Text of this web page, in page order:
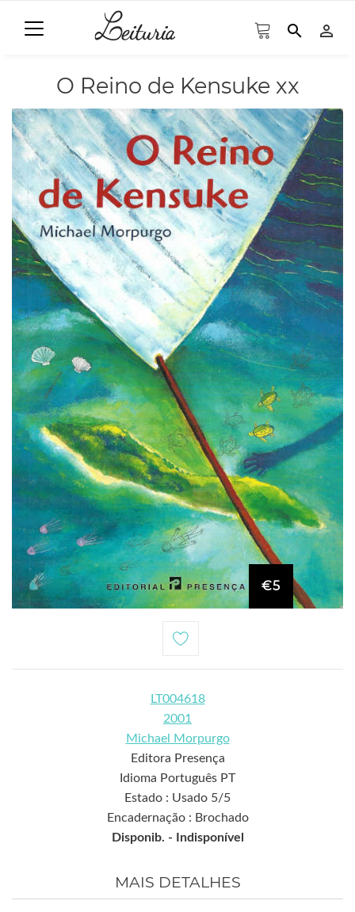
search person_outline
O Reino de Kensuke xx
€5
LT004618
2001
Michael Morpurgo
Editora Presença
Idioma Português PT
Estado : Usado 5/5
Encadernação : Brochado
Disponib. -
Indisponível
MAIS DETALHES